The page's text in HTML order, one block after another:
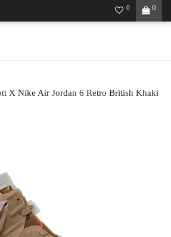
0
0
X Nike Air Jordan 6 Retro British Khaki